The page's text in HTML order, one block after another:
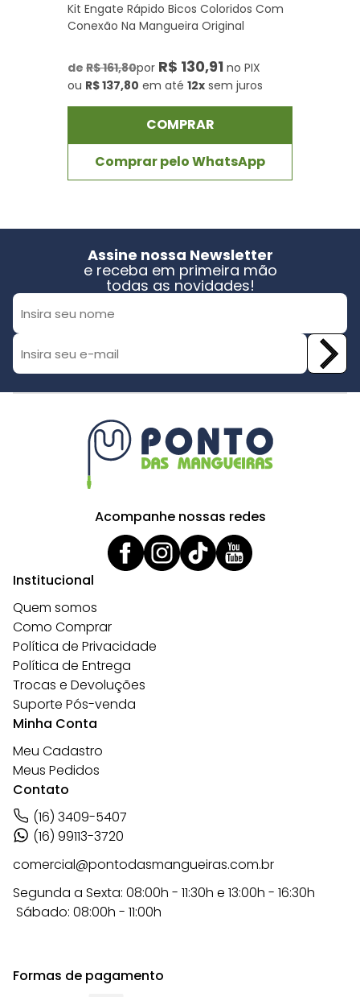
Kit Engate Rápido Bicos Coloridos Com
Conexão Na Mangueira Original
de R$ 161,80por R$ 130,91 no PIX
ou R$ 137,80 em até 12x sem juros
COMPRAR
Comprar pelo WhatsApp
Assine nossa Newsletter
e receba em primeira mão
todas as novidades!
Acompanhe nossas redes
Institucional
Quem somos
Como Comprar
Política de Privacidade
Política de Entrega
Trocas e Devoluções
Suporte Pós-venda
Minha Conta
Meu Cadastro
Meus Pedidos
Contato
(16) 3409-5407
(16) 99113-3720
comercial@pontodasmangueiras.com.br
Segunda a Sexta: 08:00h - 11:30h e 13:00h - 16:30h
Sábado: 08:00h - 11:00h
Formas de pagamento